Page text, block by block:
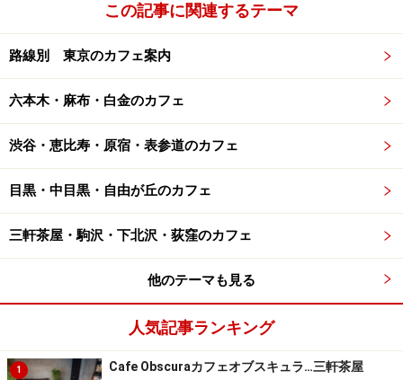
この記事に関連するテーマ
路線別 東京のカフェ案内
六本木・麻布・白金のカフェ
渋谷・恵比寿・原宿・表参道のカフェ
目黒・中目黒・自由が丘のカフェ
三軒茶屋・駒沢・下北沢・荻窪のカフェ
他のテーマも見る
人気記事ランキング
1 Cafe Obscuraカフェオブスキュラ…三軒茶屋